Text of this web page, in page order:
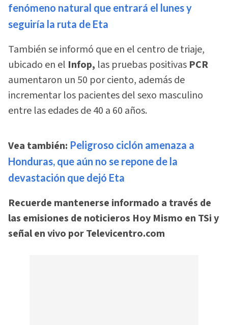
fenómeno natural que entrará el lunes y
seguiría la ruta de Eta
También se informó que en el centro de triaje,
ubicado en el Infop, las pruebas positivas PCR
aumentaron un 50 por ciento, además de
incrementar los pacientes del sexo masculino
entre las edades de 40 a 60 años.
Vea también: Peligroso ciclón amenaza a
Honduras, que aún no se repone de la
devastación que dejó Eta
Recuerde mantenerse informado a través de
las emisiones de noticieros Hoy Mismo en TSi y
señal en vivo por Televicentro.com